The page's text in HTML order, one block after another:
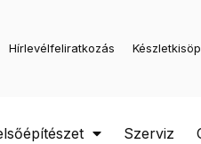
Hírlevélfeliratkozás
Szerviz